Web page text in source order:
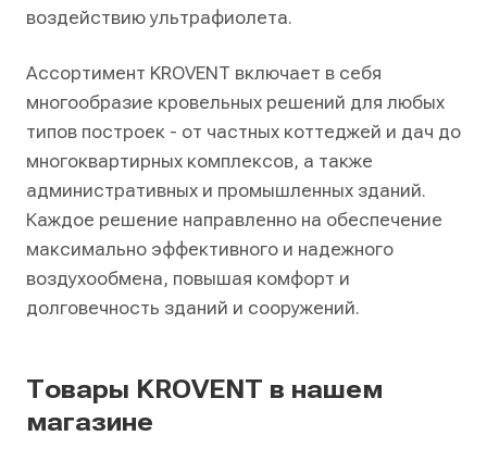
воздействию ультрафиолета.
Ассортимент KROVENT включает в себя
многообразие кровельных решений для любых
типов построек - от частных коттеджей и дач до
многоквартирных комплексов, а также
административных и промышленных зданий.
Каждое решение направленно на обеспечение
максимально эффективного и надежного
воздухообмена, повышая комфорт и
долговечность зданий и сооружений.
Товары KROVENT в нашем
магазине